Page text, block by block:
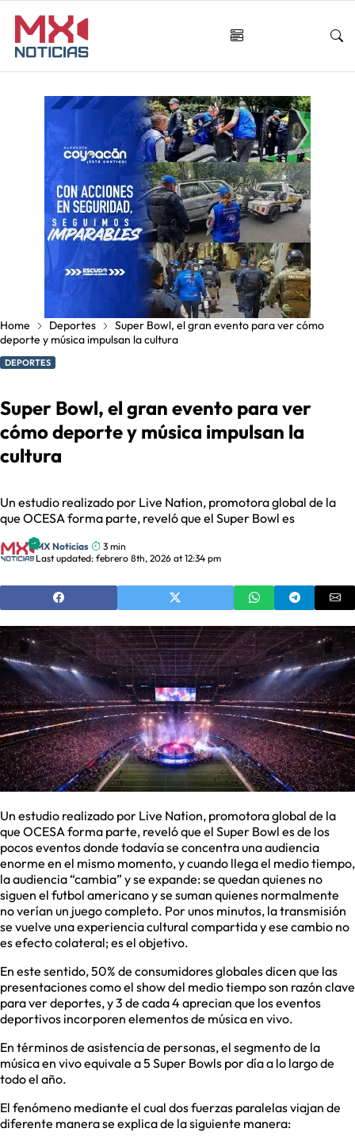
Home Deportes
Super Bowl, el gran evento para ver cómo
deporte y música impulsan la cultura
DEPORTES
Super Bowl, el gran evento para ver
cómo deporte y música impulsan la
cultura
Un estudio realizado por Live Nation, promotora global de la
que OCESA forma parte, reveló que el Super Bowl es
MX Noticias
3 min
Last updated: febrero 8th, 2026 at 12:34 pm
Un estudio realizado por Live Nation, promotora global de la
que OCESA forma parte, reveló que el Super Bowl es de los
pocos eventos donde todavía se concentra una audiencia
enorme en el mismo momento, y cuando llega el medio tiempo,
la audiencia “cambia” y se expande: se quedan quienes no
siguen el futbol americano y se suman quienes normalmente
no verían un juego completo. Por unos minutos, la transmisión
se vuelve una experiencia cultural compartida y ese cambio no
es efecto colateral; es el objetivo.
En este sentido, 50% de consumidores globales dicen que las
presentaciones como el show del medio tiempo son razón clave
para ver deportes, y 3 de cada 4 aprecian que los eventos
deportivos incorporen elementos de música en vivo.
En términos de asistencia de personas, el segmento de la
música en vivo equivale a 5 Super Bowls por día a lo largo de
todo el año.
El fenómeno mediante el cual dos fuerzas paralelas viajan de
diferente manera se explica de la siguiente manera: